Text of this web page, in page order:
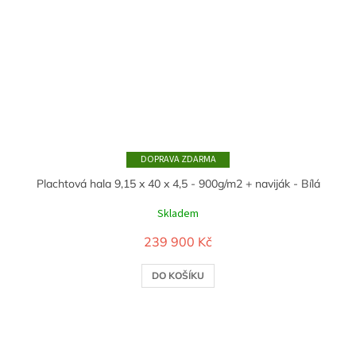
ZDARMA
Plachtová hala 9,15 x 40 x 4,5 - 900g/m2 + naviják - Bílá
Skladem
239 900 Kč
DO KOŠÍKU